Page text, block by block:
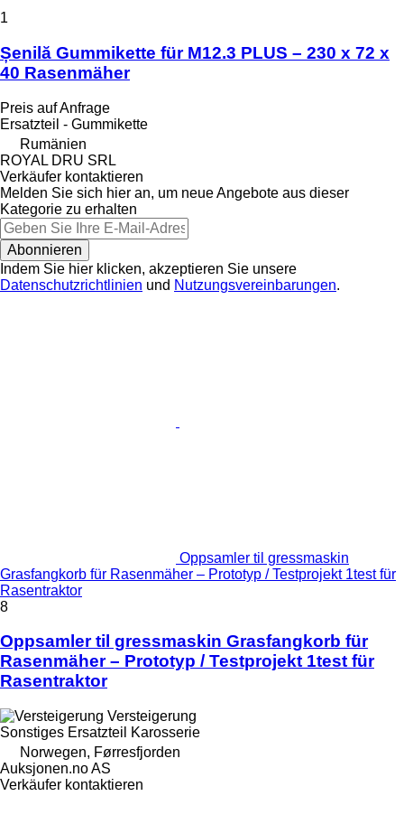
1
Șenilă Gummikette für M12.3 PLUS – 230 x 72 x
40 Rasenmäher
Preis auf Anfrage
Ersatzteil - Gummikette
Rumänien
ROYAL DRU SRL
Verkäufer kontaktieren
Melden Sie sich hier an, um neue Angebote aus dieser
Kategorie zu erhalten
Abonnieren
Indem Sie hier klicken, akzeptieren Sie unsere
Datenschutzrichtlinien und Nutzungsvereinbarungen.
Oppsamler til gressmaskin
Grasfangkorb für Rasenmäher – Prototyp / Testprojekt 1test für
Rasentraktor
8
Oppsamler til gressmaskin Grasfangkorb für
Rasenmäher – Prototyp / Testprojekt 1test für
Rasentraktor
Versteigerung
Sonstiges Ersatzteil Karosserie
Norwegen, Førresfjorden
Auksjonen.no AS
Verkäufer kontaktieren